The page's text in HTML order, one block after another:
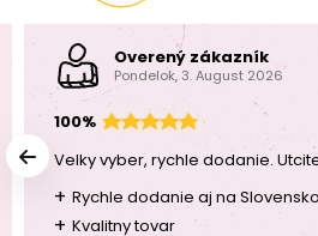
Overený zákazník
Pondelok, 3. August 2026
100%
Velky vyber, rychle dodanie.
+ Rychle dodanie aj na Slovensko
+ Kvalitny tovar